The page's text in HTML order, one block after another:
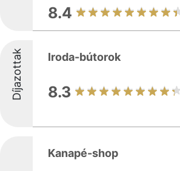
8.4
Díjazottak Iroda-bútorok
8.3
Kanapé-shop